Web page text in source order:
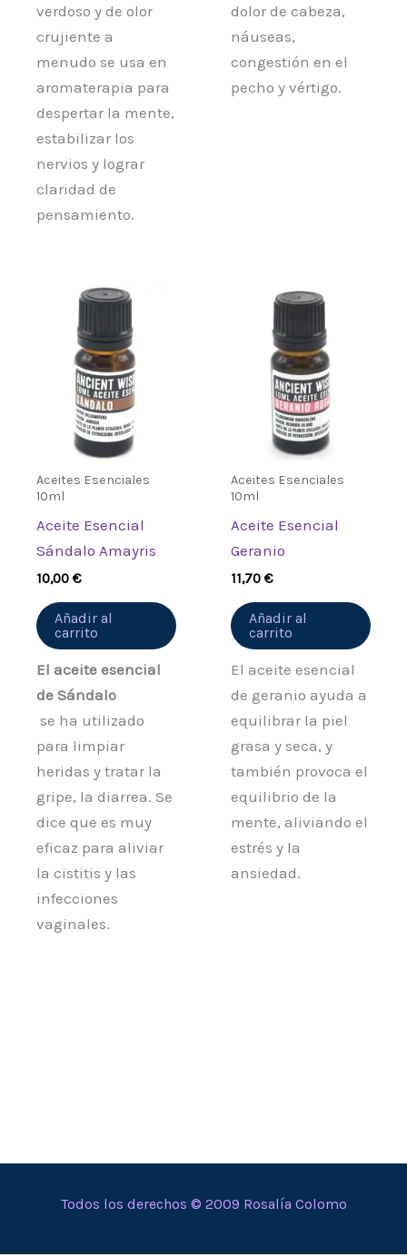
verdoso y de olor
crujiente a
menudo se usa en
aromaterapia para
despertar la mente,
estabilizar los
nervios y lograr
claridad de
pensamiento.
dolor de cabeza,
náuseas,
congestión en el
pecho y vértigo.
Aceites Esenciales
10ml
Aceite Esencial
Sándalo Amayris
10,00€
Añadir al
carrito
El aceite esencial
de Sándalo
se ha utilizado
para limpiar
heridas y tratar la
gripe, la diarrea. Se
dice que es muy
eficaz para aliviar
la cistitis y las
infecciones
vaginales.
Aceites Esenciales
10ml
Aceite Esencial
Geranio
11,70€
Añadir al
carrito
El aceite esencial
de geranio ayuda a
equilibrar la piel
grasa y seca, y
también provoca el
equilibrio de la
mente, aliviando el
estrés y la
ansiedad.
Todos los derechos © 2009 Rosalía Colomo